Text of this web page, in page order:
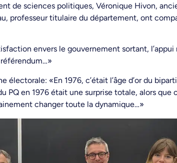
de sciences politiques, Véronique Hivon,
professeur titulaire du département, ont
envers le gouvernement sortant, l’appui
«En 1976, c’était l’âge d’or du
PQ en 1976 était une surprise totale, alors que
changer toute la dynamique…»